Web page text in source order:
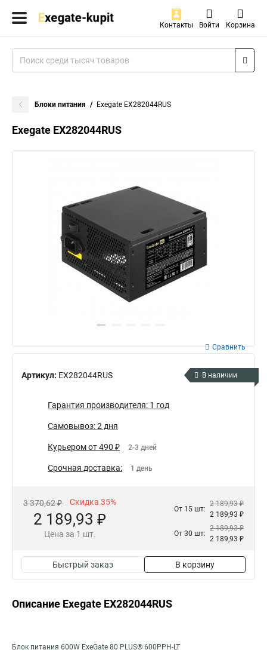
Контакты Войти Корзина
Блоки питания Exegate EX282044RUS
Exegate EX282044RUS
Артикул: EX282044RUS
Сравнить
В наличии
Гарантия производителя: 1 год
Самовывоз: 2 дня
Курьером от 490 ₽ 2-3 дней
Срочная доставка: 1 день
3 370,62 ₽ Скидка 35%
2 189,93 ₽
Цена за 1 шт.
От 15 шт:
2 189,93 ₽
2 189,93 ₽
От 30 шт:
2 189,93 ₽
2 189,93 ₽
Быстрый заказ В корзину
Описание Exegate EX282044RUS
Блок питания 600W ExeGate 80 PLUS® 600PPH-LT